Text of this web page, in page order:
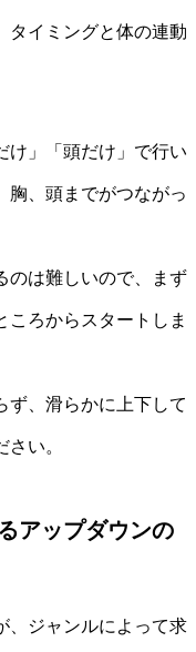
タイミングと体の連動
け」「頭だけ」で行い
胸、頭までがつながっ
のは難しいので、まず
ころからスタートしま
ず、滑らかに上下して
い。
アップダウンの
、ジャンルによって求